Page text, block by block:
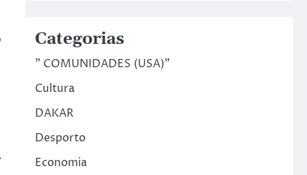
Categorias
" COMUNIDADES (USA)"
Cultura
DAKAR
Desporto
Economia